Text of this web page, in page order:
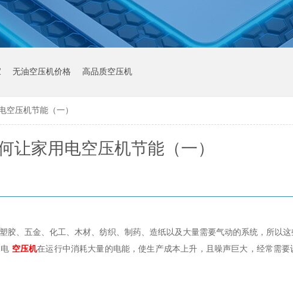
无油空压机价格 高品质空压机
空压机节能（一）
让家用电空压机节能（一）
胶、五金、化工、木材、纺织、制药、造纸以及大量需要气动的系统，所以
空压机在运行中消耗大量的电能，使生产成本上升，且噪声巨大，经常需